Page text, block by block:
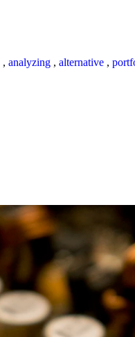
, analyzing , alternative ,